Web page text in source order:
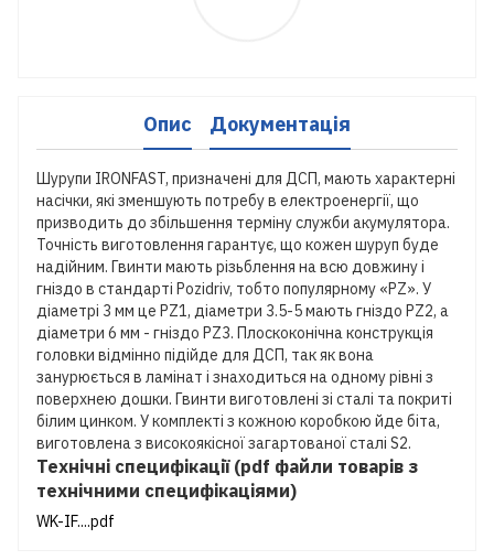
Опис Документація
Шурупи IRONFAST, призначені для ДСП, мають характерні
насічки, які зменшують потребу в електроенергії, що
призводить до збільшення терміну служби акумулятора.
Точність виготовлення гарантує, що кожен шуруп буде
надійним. Гвинти мають різьблення на всю довжину і
гніздо в стандарті Pozidriv, тобто популярному «PZ». У
діаметрі 3 мм це PZ1, діаметри 3.5-5 мають гніздо PZ2, а
діаметри 6 мм - гніздо PZ3. Плоскоконічна конструкція
головки відмінно підійде для ДСП, так як вона
занурюється в ламінат і знаходиться на одному рівні з
поверхнею дошки. Гвинти виготовлені зі сталі та покриті
білим цинком. У комплекті з кожною коробкою йде біта,
виготовлена з високоякісної загартованої сталі S2.
Технічні специфікації (pdf файли товарів з
технічними специфікаціями)
WK-IF....pdf